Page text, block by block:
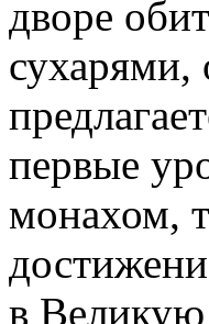
дворе
сухарями,
первые
монахом,
в Великую